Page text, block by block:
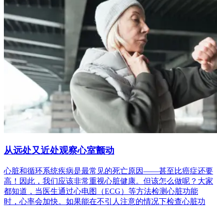
从远处又近处观察心室颤动
心脏和循环系统疾病是最常见的死亡原因——甚至比癌症还要
高！因此，我们应该非常重视心脏健康。但该怎么做呢？大家
都知道，当医生通过心电图（ECG）等方法检测心脏功能
时，心率会加快。如果能在不引人注意的情况下检查心脏功